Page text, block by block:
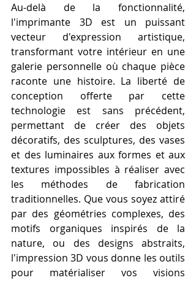
Au-delà de la fonctionnalité,
l'imprimante 3D est un puissant
vecteur d'expression artistique,
transformant votre intérieur en une
galerie personnelle où chaque pièce
raconte une histoire. La liberté de
conception offerte par cette
technologie est sans précédent,
permettant de créer des objets
décoratifs, des sculptures, des vases
et des luminaires aux formes et aux
textures impossibles à réaliser avec
les méthodes de fabrication
traditionnelles. Que vous soyez attiré
par des géométries complexes, des
motifs organiques inspirés de la
nature, ou des designs abstraits,
l'impression 3D vous donne les outils
pour matérialiser vos visions